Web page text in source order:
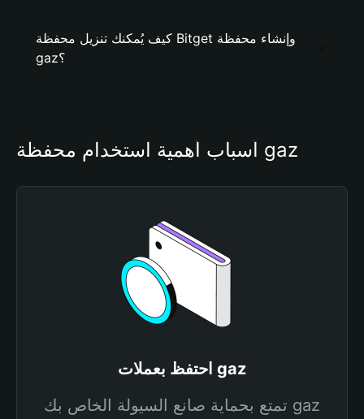
كيف يُمكنك تنزيل محفظة Bitget وإنشاء محفظة
gaz؟
أسباب أهمية استخدام محفظة gaz
احتفظ بعملات gaz
تمتع بحماية صانع السيولة الخاص بك gaz